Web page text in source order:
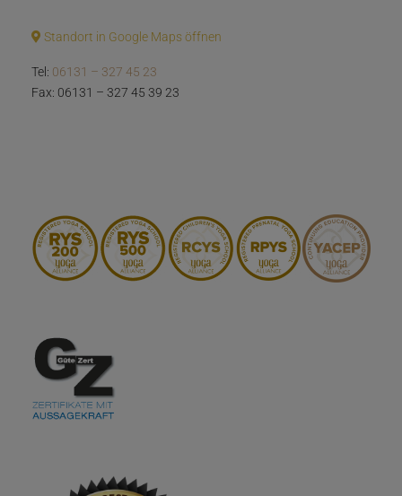
Standort in Google Maps öffnen
Tel: 06131 – 327 45 23
Fax: 06131 – 327 45 39 23